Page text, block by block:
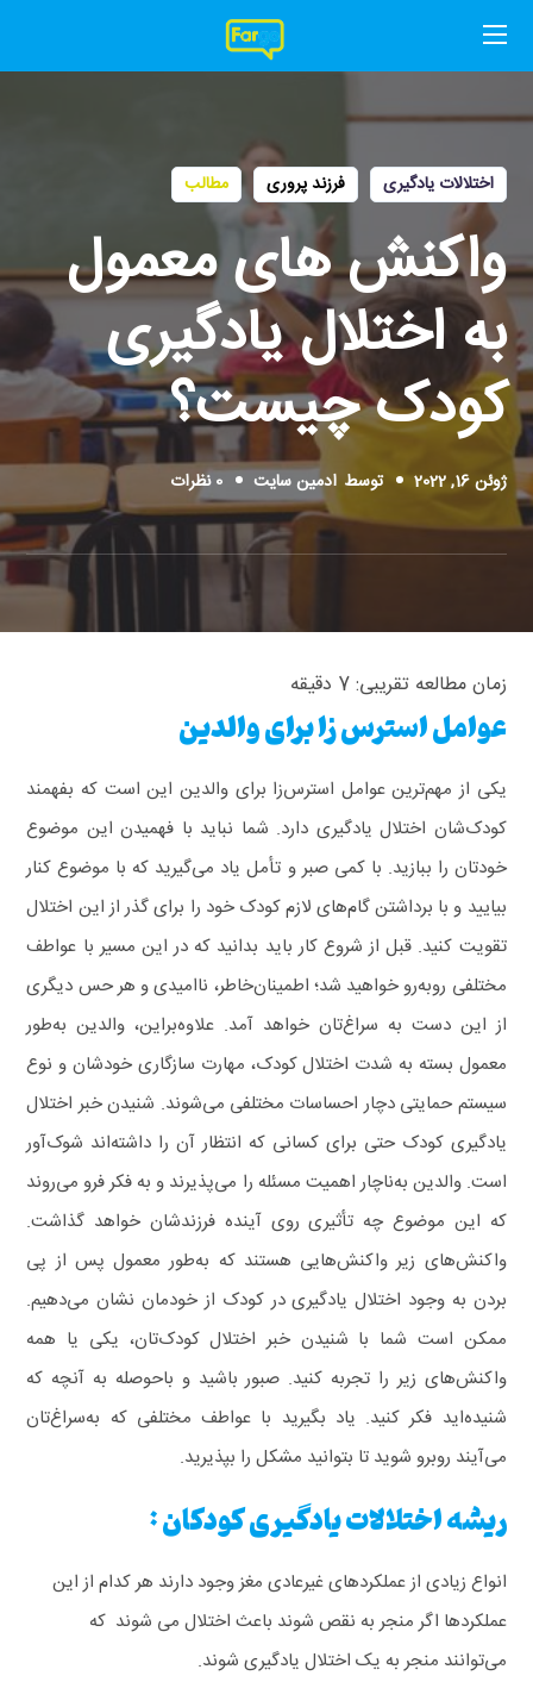
اختلالات یادگیری فرزند پروری مطالب
واکنش های معمول
به اختلال یادگیری
کودک چیست؟
ژوئن 16, 2022 توسطادمین سایت 0 نظرات
زمان مطالعه تقریبی: 7 دقیقه
عوامل استرس زا برای والدین
یکی از مهم‌ترین عوامل استرس‌زا برای والدین این است که بفهمند
کودک‌شان اختلال یادگیری دارد. شما نباید با فهمیدن این موضوع
خودتان را ببازید. با کمی صبر و تأمل یاد می‌گیرید که با موضوع کنار
بیایید و با برداشتن گام‌های لازم کودک خود را برای گذر از این اختلال
تقویت کنید. قبل از شروع کار باید بدانید که در این مسیر با عواطف
مختلفی روبه‌رو خواهید شد؛ اطمینان‌خاطر، ناامیدی و هر حس دیگری
از این دست به سراغ‌تان خواهد آمد. علاوه‌براین، والدین به‌طور
معمول بسته به شدت اختلال کودک، مهارت سازگاری خودشان و نوع
سیستم حمایتی دچار احساسات مختلفی می‌شوند. شنیدن خبر اختلال
یادگیری کودک حتی برای کسانی که انتظار آن را داشته‌اند شوک‌آور
است. والدین به‌ناچار اهمیت مسئله را می‌پذیرند و به فکر فرو می‌روند
که این موضوع چه تأثیری روی آینده فرزندشان خواهد گذاشت.
واکنش‌های زیر واکنش‌هایی هستند که به‌طور معمول پس از پی
بردن به وجود اختلال یادگیری در کودک از خودمان نشان می‌دهیم.
ممکن است شما با شنیدن خبر اختلال کودک‌تان، یکی یا همه
واکنش‌های زیر را تجربه کنید. صبور باشید و باحوصله به آنچه که
شنیده‌اید فکر کنید. یاد بگیرید با عواطف مختلفی که به‌سراغ‌تان
می‌آیند روبرو شوید تا بتوانید مشکل را بپذیرید.
ریشه اختلالات یادگیری کودکان :
انواع زیاد‌ی از عملکرد‌های غیرعاد‌ی مغز وجود‌ د‌ارند‌ هر کدام از این
عملکردها اگر منجر به نقص شوند باعث اختلال می شوند که
می‌توانند‌ منجر به یک اختلال یاد‌گیری شوند‌.